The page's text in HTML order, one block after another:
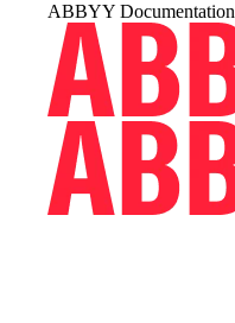
ABBYY Documentation